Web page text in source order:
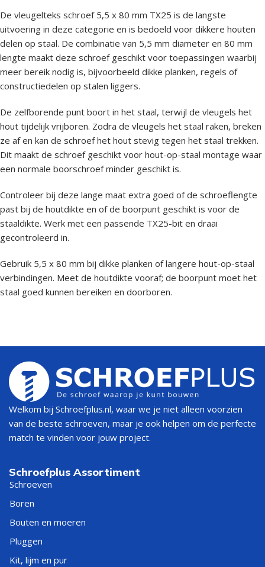
De vleugelteks schroef 5,5 x 80 mm TX25 is de langste
uitvoering in deze categorie en is bedoeld voor dikkere houten
delen op staal. De combinatie van 5,5 mm diameter en 80 mm
lengte maakt deze schroef geschikt voor toepassingen waarbij
meer bereik nodig is, bijvoorbeeld dikke planken, regels of
constructiedelen op stalen liggers.
De zelfborende punt boort in het staal, terwijl de vleugels het
hout tijdelijk vrijboren. Zodra de vleugels het staal raken, breken
ze af en kan de schroef het hout stevig tegen het staal trekken.
Dit maakt de schroef geschikt voor hout-op-staal montage waar
een normale boorschroef minder geschikt is.
Controleer bij deze lange maat extra goed of de schroeflengte
past bij de houtdikte en of de boorpunt geschikt is voor de
staaldikte. Werk met een passende TX25-bit en draai
gecontroleerd in.
Gebruik 5,5 x 80 mm bij dikke planken of langere hout-op-staal
verbindingen. Meet de houtdikte vooraf; de boorpunt moet het
staal goed kunnen bereiken en doorboren.
Welkom bij Schroefplus.nl, waar we je niet alleen voorzien
van de beste schroeven, maar je ook helpen om de perfecte
match te vinden voor jouw project.
Schroefplus Assortiment
Schroeven
Boren
Bouten en moeren
Pluggen
Kit, lijm en pur